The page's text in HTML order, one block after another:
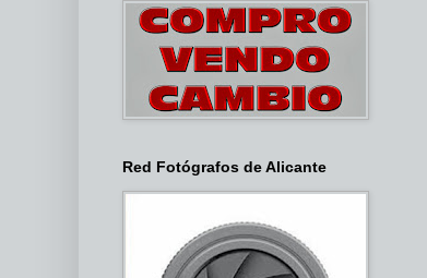
Red Fotógrafos de Alicante